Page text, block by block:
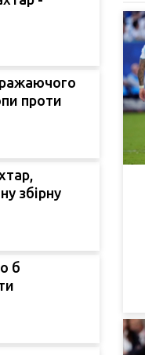
проти
збірну
б